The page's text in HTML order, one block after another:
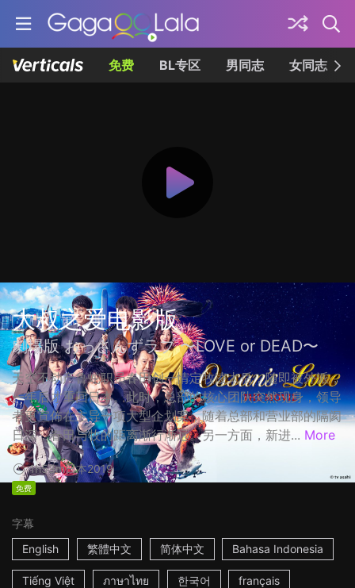
免费 BL专区 男同志 女同志
大叔之爱电影版
劇場版 おっさんずラブ 〜LOVE or DEAD〜
天空不动产鲁蛇职员春田创一情定牧凌太后，随即被外派，
一年后才重回日本。此时，总部的核心团队突然现身，领导
者更宣佈在主导一项大型企划案，随着总部和营业部的隔阂
日深，春田与牧的距离渐行渐远。另一方面，新进... More
1h53m日本2019
免费
字幕
English
繁體中文 简体中文 Bahasa Indonesia
Tiếng Việt ภาษาไทย 한국어 français